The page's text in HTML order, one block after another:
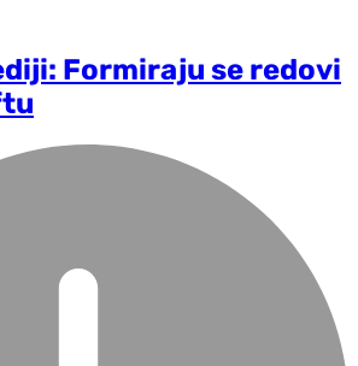
Formiraju se redovi